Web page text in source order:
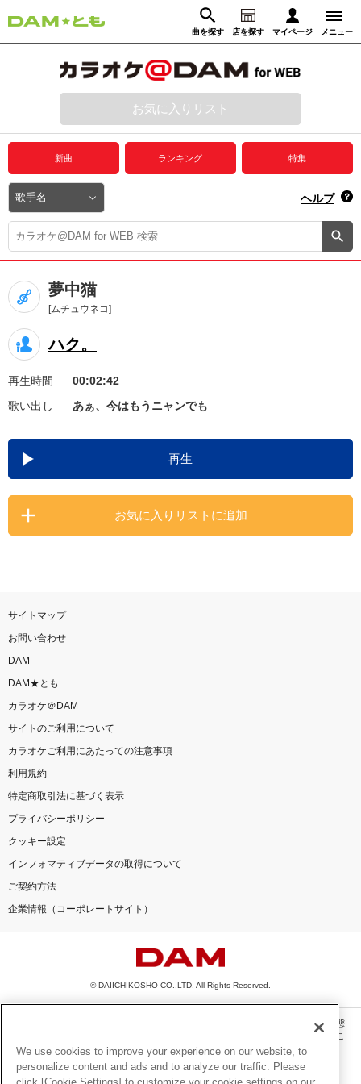
曲を探す 店を探す マイページ メニュー
動画からさがす 録音からさがす
ログイン
プレミアムサービス
DAM★とも動画
DAM★とも録音
カラオケ＠DAM
ユーザー検索
キャンペーン
お知らせ よくあるご質問
DAMの新曲・ランキングなど
カラオケ最新情報をチェック！
お気に入りリスト
新曲 ランキング 特集
ヘルプ
夢中猫
[ムチュウネコ]
ハク。
再生時間
00:02:42
歌い出し
あぁ、今はもうニャンでも
再生
お気に入りリストに追加
サイトマップ
お問い合わせ
DAM
DAM★とも
カラオケ＠DAM
サイトのご利用について
カラオケご利用にあたっての注意事項
利用規約
特定商取引法に基づく表示
プライバシーポリシー
クッキー設定
インフォマティブデータの取得について
ご契約方法
企業情報（コーポレートサイト）
© DAIICHIKOSHO CO.,LTD. All Rights Reserved.
このサイトに掲載されている一切の文章・画像・写真・動画・音声等を、手段や形態
を問わず、著作権法の定める範囲を超えて無断で複製、転載、ファイル化などするこ
とを禁じます。
楽曲及びコンテンツは、機種によりご利用いただけない場合があります。
We use cookies to improve your experience on our website, to
personalize content and ads and to analyze our traffic. Please